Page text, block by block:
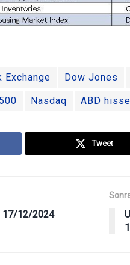
Exchange Dow Jones
Nasdaq ABD
Tweet
17/12/2024